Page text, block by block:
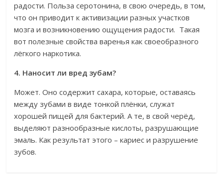
радости. Польза серотонина, в свою очередь, в том,
что он приводит к активизации разных участков
мозга и возникновению ощущения радости. Такая
вот полезные свойства варенья как своеобразного
лёгкого наркотика.
4. Наносит ли вред зубам?
Может. Оно содержит сахара, которые, оставаясь
между зубами в виде тонкой плёнки, служат
хорошей пищей для бактерий. А те, в свой черёд,
выделяют разнообразные кислоты, разрушающие
эмаль. Как результат этого – кариес и разрушение
зубов.